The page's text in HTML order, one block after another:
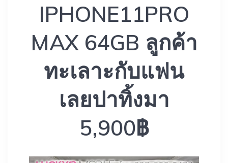
IPHONE11PRO
MAX 64GB ลูกค้า
ทะเลาะกับแฟน
เลยปาทิ้งมา
5,900฿